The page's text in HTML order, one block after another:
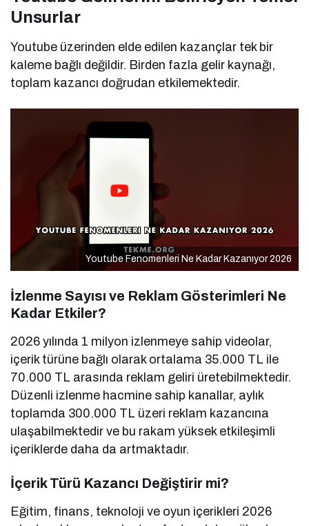
Unsurlar
Youtube üzerinden elde edilen kazançlar tek bir
kaleme bağlı değildir. Birden fazla gelir kaynağı,
toplam kazancı doğrudan etkilemektedir.
Youtube Fenomenleri Ne Kadar Kazanıyor 2026
İzlenme Sayısı ve Reklam Gösterimleri Ne
Kadar Etkiler?
2026 yılında 1 milyon izlenmeye sahip videolar,
içerik türüne bağlı olarak ortalama 35.000 TL ile
70.000 TL arasında reklam geliri üretebilmektedir.
Düzenli izlenme hacmine sahip kanallar, aylık
toplamda 300.000 TL üzeri reklam kazancına
ulaşabilmektedir ve bu rakam yüksek etkileşimli
içeriklerde daha da artmaktadır.
İçerik Türü Kazancı Değiştirir mi?
Eğitim, finans, teknoloji ve oyun içerikleri 2026